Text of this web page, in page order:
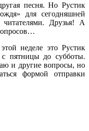
песня. Но Рустик
для сегодняшней
Друзья! А
неделе это Рустик
пятницы до субботы.
и другие вопросы, но
формой отправки